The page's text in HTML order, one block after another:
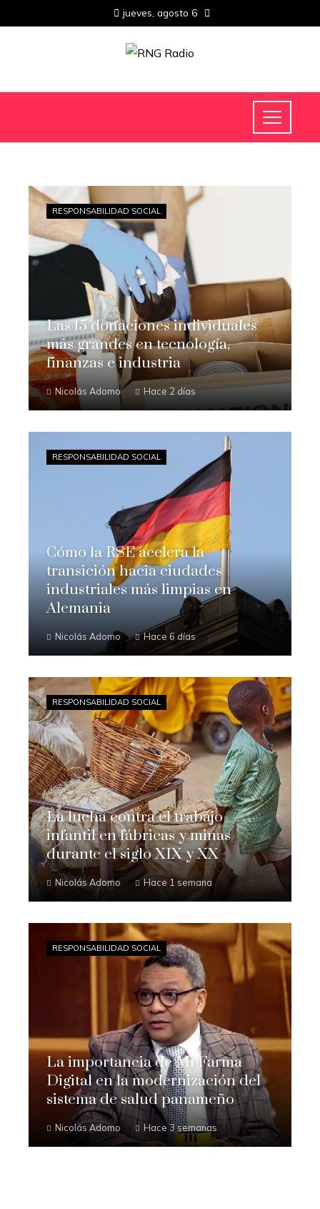
jueves, agosto 6
RESPONSABILIDAD SOCIAL
Las 15 donaciones individuales
más grandes en tecnología,
finanzas e industria
Nicolás Adomo Hace 2 días
RESPONSABILIDAD SOCIAL
Cómo la RSE acelera la
transición hacia ciudades
industriales más limpias en
Alemania
Nicolás Adomo Hace 6 días
RESPONSABILIDAD SOCIAL
La lucha contra el trabajo
infantil en fábricas y minas
durante el siglo XIX y XX
Nicolás Adomo Hace 1 semana
RESPONSABILIDAD SOCIAL
La importancia de Mi Farma
Digital en la modernización del
sistema de salud panameño
Nicolás Adomo Hace 3 semanas